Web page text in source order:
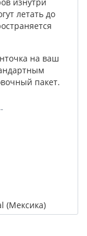
летать до
на ваш
пакет.
(Мексика)